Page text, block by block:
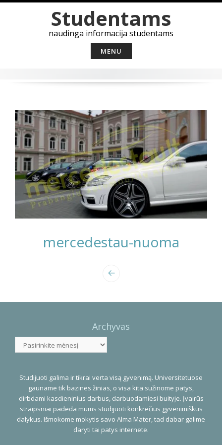
to
content
Studentams
naudinga informacija studentams
MENU
mercedestau-nuoma
Archyvas
Studijuoti galima ir tikrai verta visą gyvenimą. Universitetuose
gauname tik bazines žinias, o visa kita sužinome patys,
dirbdami kasdieninius darbus, darbuodamiesi buityje. Įvairūs
straipsniai padeda mums studijuoti konkrečius gyvenimiškus
dalykus. Išmokome mokytis savo Alma Mater, tad dabar galime
daryti tai patys internete.